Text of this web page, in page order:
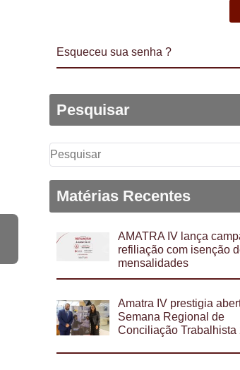
Esqueceu sua senha ?
Pesquisar
Pesquisar
por:
Matérias Recentes
AMATRA IV lança
refiliação com isenção
mensalidades
Amatra IV prestigia
Semana Regional de
Conciliação Trabalhista